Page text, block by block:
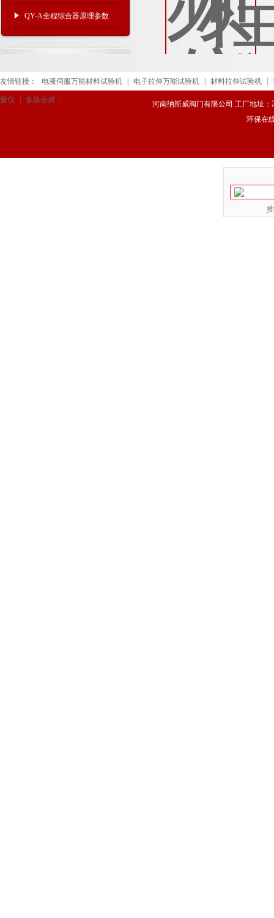
QY-A全程综合器原理参数
友情链接： 电液伺服万能材料试验机 电子拉伸万能试验机 材料拉伸试验机
量仪 多肽合成
河南纳斯威阀门有限公司 工厂地址：
环保在